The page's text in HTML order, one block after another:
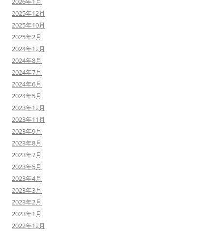
2025年12月
2025年10月
2025年2月
2024年12月
2024年8月
2024年7月
2024年6月
2024年5月
2023年12月
2023年11月
2023年9月
2023年8月
2023年7月
2023年5月
2023年4月
2023年3月
2023年2月
2023年1月
2022年12月